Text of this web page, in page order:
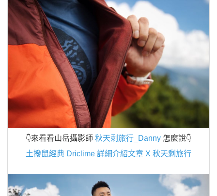
👇來看看山岳攝影師 秋天剩旅行_Danny 怎麼說👇
土撥鼠經典 Driclime 詳細介紹文章 X 秋天剩旅行